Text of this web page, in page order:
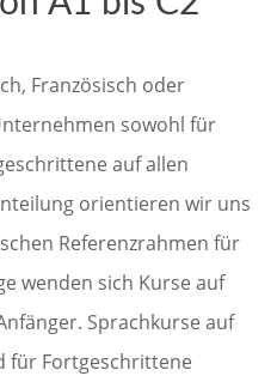
Französisch oder
sowohl für
auf allen
orientieren wir uns
Referenzrahmen für
wenden sich Kurse auf
Sprachkurse auf
für Fortgeschrittene